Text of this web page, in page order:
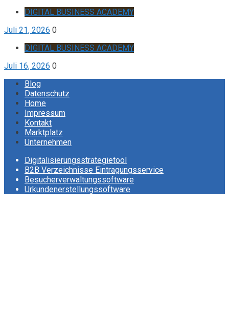
DIGITAL BUSINESS ACADEMY
Juli 21, 2026 0
DIGITAL BUSINESS ACADEMY
Juli 16, 2026 0
Blog
Datenschutz
Home
Impressum
Kontakt
Marktplatz
Unternehmen
Digitalisierungsstrategietool
B2B Verzeichnisse Eintragungsservice
Besucherverwaltungssoftware
Urkundenerstellungssoftware